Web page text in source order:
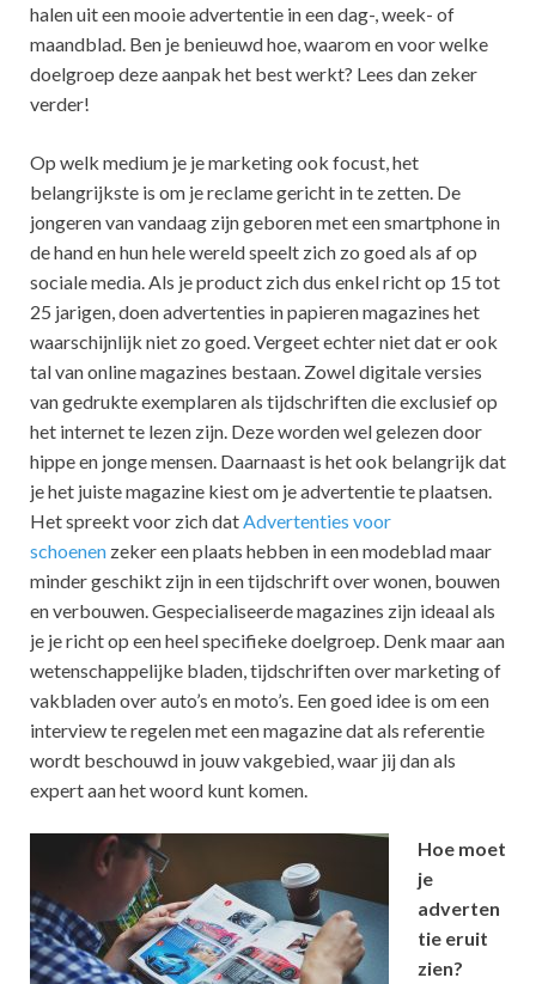
halen uit een mooie advertentie in een dag-, week- of
maandblad. Ben je benieuwd hoe, waarom en voor welke
doelgroep deze aanpak het best werkt? Lees dan zeker
verder!
Op welk medium je je marketing ook focust, het
belangrijkste is om je reclame gericht in te zetten. De
jongeren van vandaag zijn geboren met een smartphone in
de hand en hun hele wereld speelt zich zo goed als af op
sociale media. Als je product zich dus enkel richt op 15 tot
25 jarigen, doen advertenties in papieren magazines het
waarschijnlijk niet zo goed. Vergeet echter niet dat er ook
tal van online magazines bestaan. Zowel digitale versies
van gedrukte exemplaren als tijdschriften die exclusief op
het internet te lezen zijn. Deze worden wel gelezen door
hippe en jonge mensen. Daarnaast is het ook belangrijk dat
je het juiste magazine kiest om je advertentie te plaatsen.
Het spreekt voor zich dat Advertenties voor
schoenen zeker een plaats hebben in een modeblad maar
minder geschikt zijn in een tijdschrift over wonen, bouwen
en verbouwen. Gespecialiseerde magazines zijn ideaal als
je je richt op een heel specifieke doelgroep. Denk maar aan
wetenschappelijke bladen, tijdschriften over marketing of
vakbladen over auto’s en moto’s. Een goed idee is om een
interview te regelen met een magazine dat als referentie
wordt beschouwd in jouw vakgebied, waar jij dan als
expert aan het woord kunt komen.
Hoe moet
je
adverten
tie eruit
zien?